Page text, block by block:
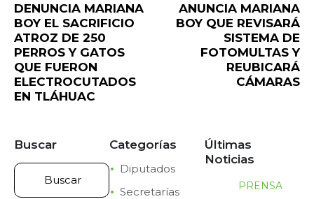
DENUNCIA MARIANA
BOY EL SACRIFICIO
ATROZ DE 250
PERROS Y GATOS
QUE FUERON
ELECTROCUTADOS
EN TLÁHUAC
ANUNCIA MARIANA
BOY QUE REVISARÁ
SISTEMA DE
FOTOMULTAS Y
REUBICARÁ
CÁMARAS
Buscar Categorías
Diputados
Secretarías
Últimas
Noticias
PRENSA